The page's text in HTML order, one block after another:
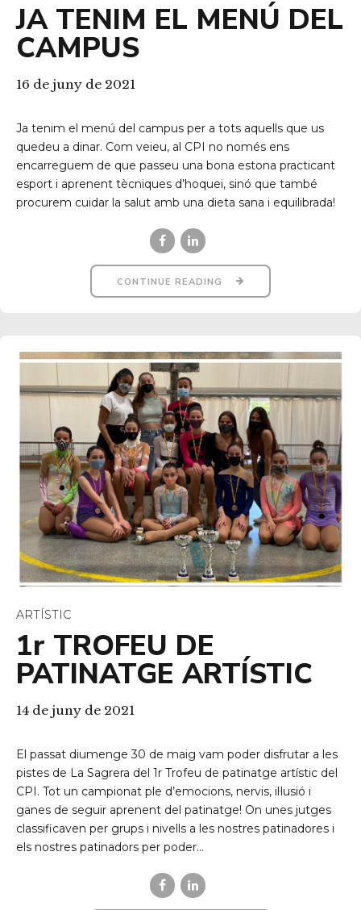
JA TENIM EL MENÚ DEL
CAMPUS
16 de juny de 2021
Ja tenim el menú del campus per a tots aquells que us
quedeu a dinar. Com veieu, al CPI no només ens
encarreguem de que passeu una bona estona practicant
esport i aprenent tècniques d’hoquei, sinó que també
procurem cuidar la salut amb una dieta sana i equilibrada!
CONTINUE READING
ARTÍSTIC
1r TROFEU DE
PATINATGE ARTÍSTIC
14 de juny de 2021
El passat diumenge 30 de maig vam poder disfrutar a les
pistes de La Sagrera del 1r Trofeu de patinatge artístic del
CPI. Tot un campionat ple d’emocions, nervis, il·lusió i
ganes de seguir aprenent del patinatge! On unes jutges
classificaven per grups i nivells a les nostres patinadores i
els nostres patinadors per poder...